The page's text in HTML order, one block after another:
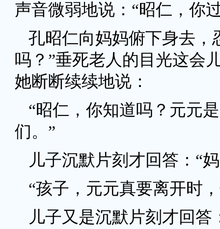
声音微弱地说：“昭仁，你
孔昭仁向妈妈俯下身去，
吗？”垂死老人的目光这会
她断断续续地说：
“昭仁，你知道吗？元元
们。”
儿子沉默片刻才回答：“
“孩子，元元真要离开时
儿子又是沉默片刻才回